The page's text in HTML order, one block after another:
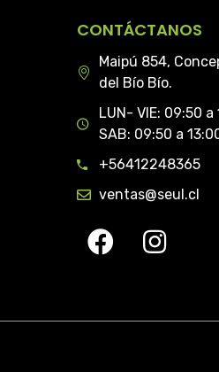
CONTÁCTANOS
Maipú 854,
del Bío Bío.
LUN- VIE: 09:50 a
SAB: 09:50 a
+56412248365
ventas@seul.cl